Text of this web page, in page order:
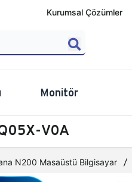
Kurumsal Çözümler
Monitör
V0A
N200 Masaüstü Bilgisayar